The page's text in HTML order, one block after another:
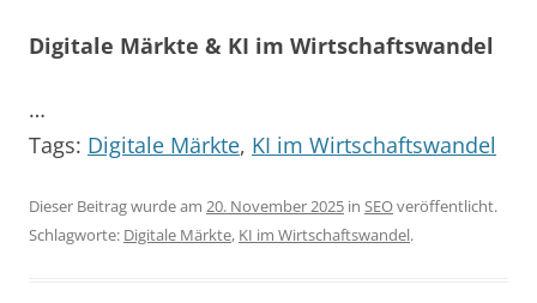
Digitale Märkte & KI im Wirtschaftswandel
…
Tags: Digitale Märkte, KI im Wirtschaftswandel
Dieser Beitrag wurde am 20. November 2025 in SEOveröffentlicht.
Schlagworte: Digitale Märkte, KI im Wirtschaftswandel.